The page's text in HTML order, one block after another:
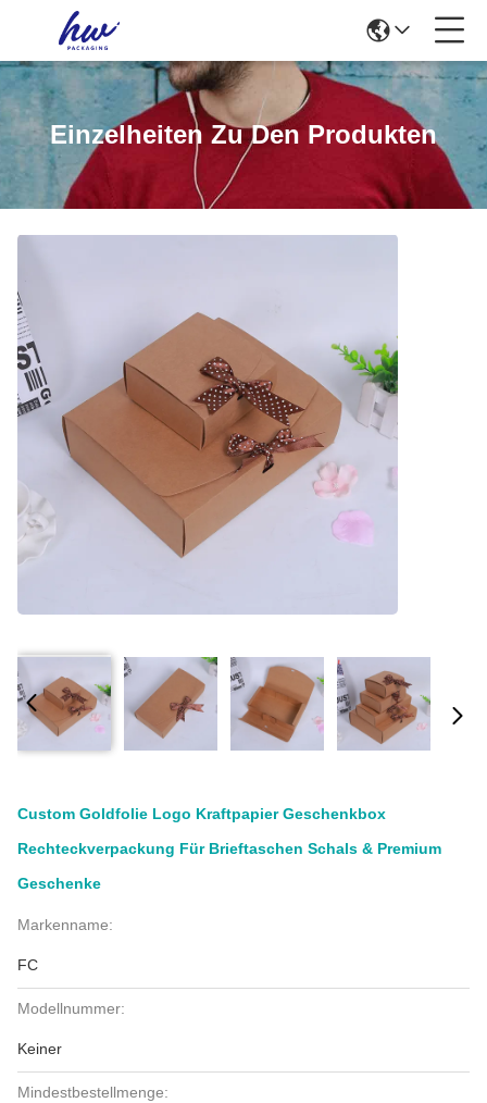
Einzelheiten Zu Den Produkten
Custom Goldfolie Logo Kraftpapier Geschenkbox
Rechteckverpackung Für Brieftaschen Schals & Premium
Geschenke
Markenname:
FC
Modellnummer:
Keiner
Mindestbestellmenge: